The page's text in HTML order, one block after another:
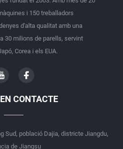
i 150 treballadors
d'alta qualitat amb una
30 milions de parells, servint
Corea i els EUA.
CONTACTE
Sud, població Dajia, districte Jiangdu,
de Jiangsu